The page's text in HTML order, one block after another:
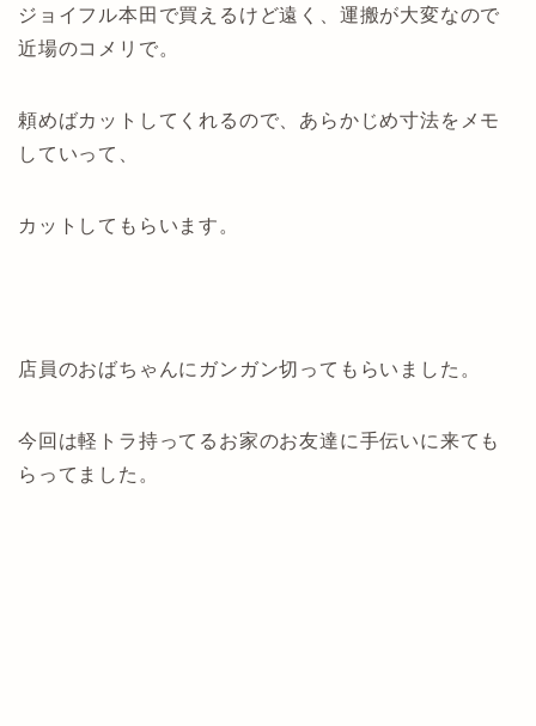
ジョイフル本田で買えるけど遠く、運搬が大変なので
近場のコメリで。
頼めばカットしてくれるので、あらかじめ寸法をメモ
していって、
カットしてもらいます。
店員のおばちゃんにガンガン切ってもらいました。
今回は軽トラ持ってるお家のお友達に手伝いに来ても
らってました。